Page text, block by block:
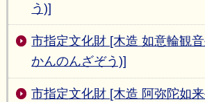
う)]
市指定文化財 [木造 如意輪観
かんのんざぞう)]
市指定文化財 [木造 阿弥陀如